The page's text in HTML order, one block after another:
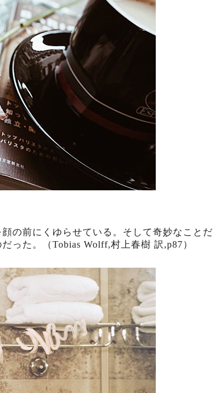
の前にくゆらせている。そして奇妙なことだ
った。
（Tobias Wolff,村上春樹 訳,p87）